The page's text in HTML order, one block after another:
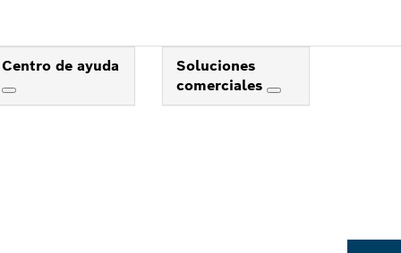
Centro de ayuda
Soluciones
comerciales